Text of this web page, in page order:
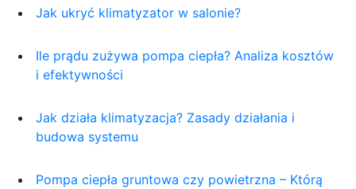
Jak ukryć klimatyzator w salonie?
Ile prądu zużywa pompa ciepła? Analiza kosztów
i efektywności
Jak działa klimatyzacja? Zasady działania i
budowa systemu
Pompa ciepła gruntowa czy powietrzna – Którą